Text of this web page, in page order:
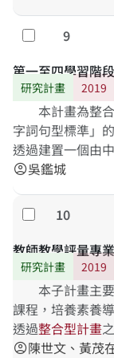
勾選
9
第一至四學習階
研究計畫 2019
本計畫為整合
字詞句型標準」
透過建置一個由
的語料庫，並按
account_circle吳鑑城
勾選
10
教師教學評量專
研究計畫 2019
本子計畫主要
課程，培養素養
透過整合型計畫
錄種子教師教學
account_circle陳世文、黃茂